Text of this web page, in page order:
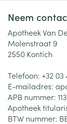
Neem
Apotheek Van
Molenstraat 9
2550 Kontich
Telefoon: +32 03
E-mailadres:
APB nummer:
Apotheek
BTW nummer: